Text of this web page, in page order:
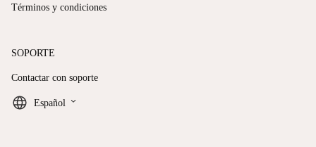
Términos y condiciones
SOPORTE
Contactar con soporte
Español keyboard_arrow_down